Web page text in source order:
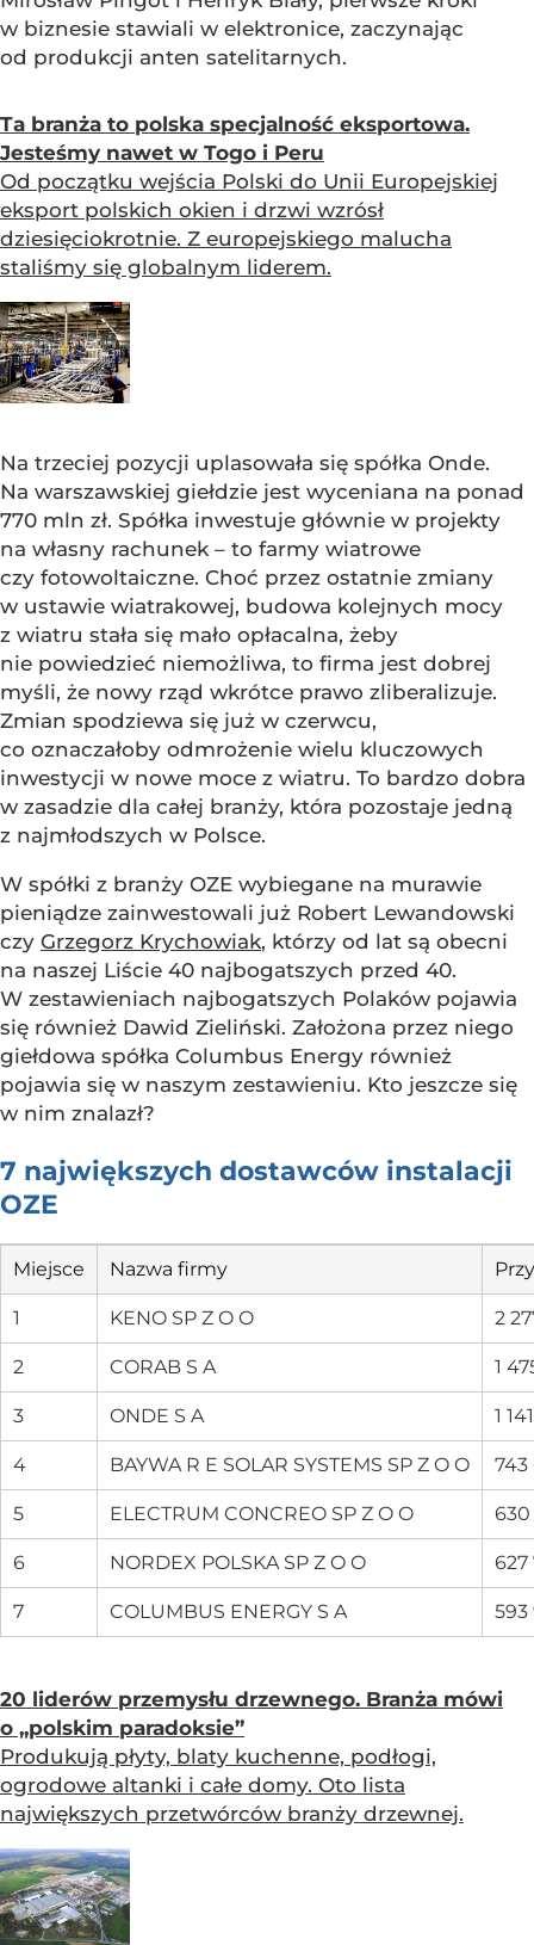
w biznesie stawiali w elektronice, zaczynając
od produkcji anten satelitarnych.
Ta branża to polska specjalność eksportowa.
Jesteśmy nawet w Togo i Peru
Od początku wejścia Polski do Unii Europejskiej
eksport polskich okien i drzwi wzrósł
dziesięciokrotnie. Z europejskiego malucha
staliśmy się globalnym liderem.
Na trzeciej pozycji uplasowała się spółka Onde.
Na warszawskiej giełdzie jest wyceniana na ponad
770 mln zł. Spółka inwestuje głównie w projekty
na własny rachunek – to farmy wiatrowe
czy fotowoltaiczne. Choć przez ostatnie zmiany
w ustawie wiatrakowej, budowa kolejnych mocy
z wiatru stała się mało opłacalna, żeby
nie powiedzieć niemożliwa, to firma jest dobrej
myśli, że nowy rząd wkrótce prawo zliberalizuje.
Zmian spodziewa się już w czerwcu,
co oznaczałoby odmrożenie wielu kluczowych
inwestycji w nowe moce z wiatru. To bardzo dobra
w zasadzie dla całej branży, która pozostaje jedną
z najmłodszych w Polsce.
W spółki z branży OZE wybiegane na murawie
pieniądze zainwestowali już Robert Lewandowski
czy Grzegorz Krychowiak, którzy od lat są obecni
na naszej Liście 40 najbogatszych przed 40.
W zestawieniach najbogatszych Polaków pojawia
się również Dawid Zieliński. Założona przez niego
giełdowa spółka Columbus Energy również
pojawia się w naszym zestawieniu. Kto jeszcze się
w nim znalazł?
7 największych dostawców instalacji
OZE
Miejsce Nazwa firmy
1 KENO SP Z O O 2
2 CORAB S A 1
3 ONDE S A 1
4 BAYWA R E SOLAR SYSTEMS SP Z O O 743
5 ELECTRUM CONCREO SP Z O O 630
6 NORDEX POLSKA SP Z O O 627
7 COLUMBUS ENERGY S A
20 liderów przemysłu drzewnego. Branża mówi
o „polskim paradoksie”
Produkują płyty, blaty kuchenne, podłogi,
ogrodowe altanki i całe domy. Oto lista
największych przetwórców branży drzewnej.